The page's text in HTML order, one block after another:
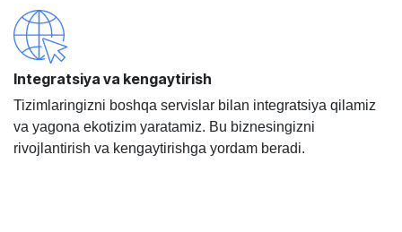
Integratsiya va kengaytirish
Tizimlaringizni boshqa servislar bilan integratsiya qilamiz
va yagona ekotizim yaratamiz. Bu biznesingizni
rivojlantirish va kengaytirishga yordam beradi.